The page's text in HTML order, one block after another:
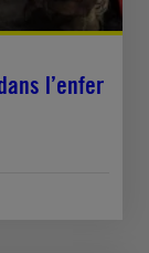
l’enfer